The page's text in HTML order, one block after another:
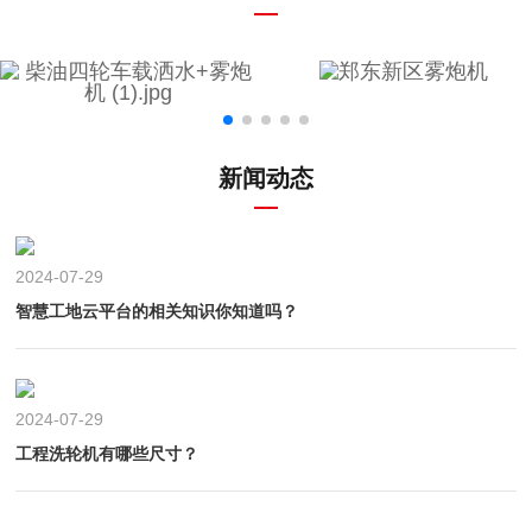
新闻动态
2024-07-29
智慧工地云平台的相关知识你知道吗？
2024-07-29
工程洗轮机有哪些尺寸？